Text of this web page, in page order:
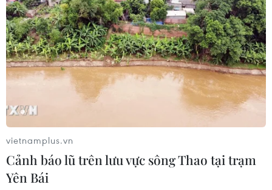
TIN LIÊN QUAN
vietnamplus.vn
Cảnh báo lũ trên lưu vực sông Thao tại trạm
Yên Bái